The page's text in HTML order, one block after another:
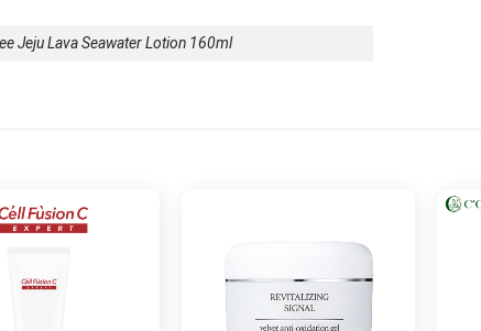
Jeju Lava Seawater Lotion 160ml